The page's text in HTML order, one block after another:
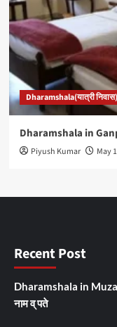
Dharamshala(यात्री निवास)
Dharamshala in
Piyush Kumar May
Recent Post
Dharamshala in
नाम व् पते